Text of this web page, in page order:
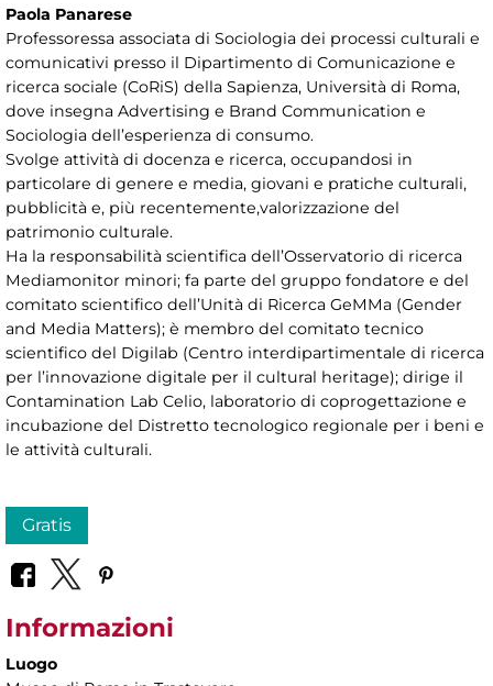
Paola Panarese
Professoressa associata di Sociologia dei processi culturali e
comunicativi presso il Dipartimento di Comunicazione e
ricerca sociale (CoRiS) della Sapienza, Università di Roma,
dove insegna Advertising e Brand Communication e
Sociologia dell’esperienza di consumo.
Svolge attività di docenza e ricerca, occupandosi in
particolare di genere e media, giovani e pratiche culturali,
pubblicità e, più recentemente,valorizzazione del
patrimonio culturale.
Ha la responsabilità scientifica dell’Osservatorio di ricerca
Mediamonitor minori; fa parte del gruppo fondatore e del
comitato scientifico dell’Unità di Ricerca GeMMa (Gender
and Media Matters); è membro del comitato tecnico
scientifico del Digilab (Centro interdipartimentale di ricerca
per l’innovazione digitale per il cultural heritage); dirige il
Contamination Lab Celio, laboratorio di coprogettazione e
incubazione del Distretto tecnologico regionale per i beni e
le attività culturali.
Gratis
Informazioni
Luogo